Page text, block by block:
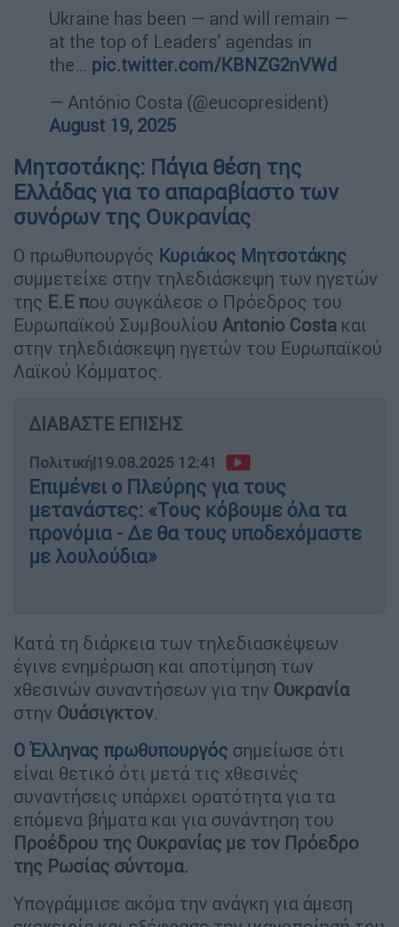
Ukraine has been — and will remain —
at the top of Leaders’ agendas in
the… pic.twitter.com/KBNZG2nVWd
— António Costa (@eucopresident)
August 19, 2025
Μητσοτάκης: Πάγια θέση της
Ελλάδας για το απαραβίαστο των
συνόρων της Ουκρανίας
Ο πρωθυπουργός Κυριάκος Μητσοτάκης
συμμετείχε στην τηλεδιάσκεψη των ηγετών
της Ε.Ε που συγκάλεσε ο Πρόεδρος του
Ευρωπαϊκού Συμβουλίου Antonio Costa και
στην τηλεδιάσκεψη ηγετών του Ευρωπαϊκού
Λαϊκού Κόμματος.
ΔΙΑΒΑΣΤΕ ΕΠΙΣΗΣ
Πολιτική|19.08.2025 12:41
Επιμένει ο Πλεύρης για τους
μετανάστες: «Τους κόβουμε όλα τα
προνόμια - Δε θα τους υποδεχόμαστε
με λουλούδια»
Κατά τη διάρκεια των τηλεδιασκέψεων
έγινε ενημέρωση και αποτίμηση των
χθεσινών συναντήσεων για την Ουκρανία
στην Ουάσιγκτον.
Ο Έλληνας πρωθυπουργός σημείωσε ότι
είναι θετικό ότι μετά τις χθεσινές
συναντήσεις υπάρχει ορατότητα για τα
επόμενα βήματα και για συνάντηση του
Προέδρου της Ουκρανίας με τον Πρόεδρο
της Ρωσίας σύντομα.
Υπογράμμισε ακόμα την ανάγκη για άμεση